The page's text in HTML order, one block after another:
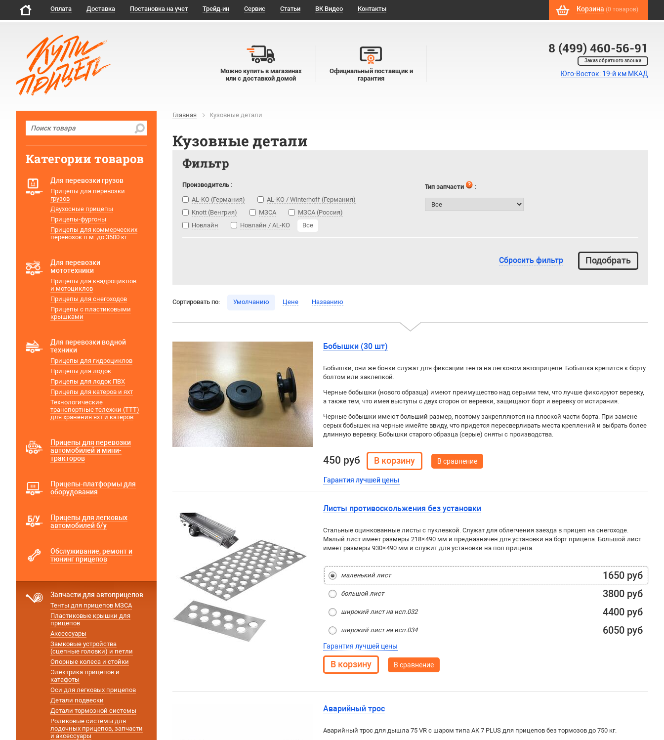
Оплата Доставка Постановка на учет Трейд-ин Сервис Статьи ВК Видео Контакты Корзина (0 товаров)
8 (499) 460-56-91
Заказ обратного звонка
Юго-Восток: 19-й км МКАД
Можно купить в магазинах
или с доставкой домой
Официальный поставщик и
гарантия
Главная Кузовные детали
Кузовные детали
Фильтр
Производитель :
AL-KO (Германия)
AL-KO / Winterhoff (Германия)
Knott (Венгрия)
МЗСА
МЗСА (Россия)
Новлайн
Новлайн / AL-KO Все
Тип запчасти :
Сбросить фильтр
Сортировать по: Умолчанию Цене Названию
Бобышки (30 шт)
Бобышки, они же бонки служат для фиксации тента на легковом автоприцепе. Бобышка крепится к борту
болтом или заклепкой.
Черные бобышки (нового образца) имеют преимущество над серыми тем, что лучше фиксируют веревку,
а также тем, что имея выступы с двух сторон от веревки, защищают борт и веревку от истирания.
Черные бобышки имеют больший размер, поэтому закрепляются на плоской части борта. При замене
серых бобышек на черные имейте ввиду, что придется пересверливать места креплений и выбрать более
длинную веревку. Бобышки старого образца (серые) сняты с производства.
450 руб
Гарантия лучшей цены
В сравнение
Листы противоскольжения без установки
Стальные оцинкованные листы с пуклевкой. Служат для облегчения заезда в прицеп на снегоходе.
Малый лист имеет размеры 218×490 мм и предназначен для установки на борт прицепа. Большой лист
имеет размеры 930×490 мм и служит для установки на пол прицепа.
маленький лист 1650 руб
большой лист 3800 руб
широкий лист на исп.032 4400 руб
широкий лист на исп.034 6050 руб
Гарантия лучшей цены
В сравнение
Аварийный трос
Аварийный трос для дышла 75 VR с шаром типа АК 7 PLUS для прицепов без тормозов до 750 кг.
Категории товаров
Для перевозки грузов
Прицепы для перевозки
грузов
Двухосные прицепы
Прицепы-фургоны
Прицепы для коммерческих
перевозок п.м. до 3500 кг
Для перевозки
мототехники
Прицепы для квадроциклов
и мотоциклов
Прицепы для снегоходов
Прицепы с пластиковыми
крышками
Для перевозки водной
техники
Прицепы для гидроциклов
Прицепы для лодок
Прицепы для лодок ПВХ
Прицепы для катеров и яхт
Технологические
транспортные тележки (ТТТ)
для хранения яхт и катеров
Прицепы для перевозки
автомобилей и мини-
тракторов
Прицепы-платформы для
оборудования
Прицепы для легковых
автомобилей б/у
Обслуживание, ремонт и
тюнинг прицепов
Запчасти для автоприцепов
Тенты для прицепов МЗСА
Пластиковые крышки для
прицепов
Аксессуары
Замковые устройства
(сцепные головки) и петли
Опорные колеса и стойки
Электрика прицепов и
катафоты
Оси для легковых прицепов
Детали подвески
Детали тормозной системы
Роликовые системы для
лодочных прицепов, запчасти
и аксессуары